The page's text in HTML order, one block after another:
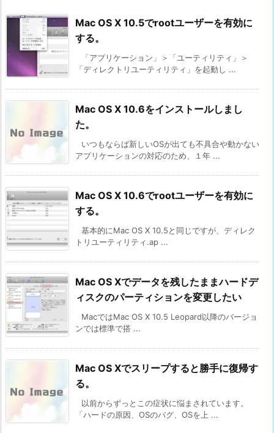
Mac OS X 10.5でrootユーザーを有効に
する。
「アプリケーション」＞「ユーティリティ」＞
「ディレクトリユーティリティ」を起動し ...
Mac OS X 10.6をインストールしまし
た。
いつもならば新しいOSが出ても不具合や動かない
アプリケーションの対応のため、１年 ...
Mac OS X 10.6でrootユーザーを有効に
する。
基本的にMac OS X 10.5と同じですが、ディレク
トリユーティリティ.ap ...
Mac OS Xでデータを残したままハードデ
ィスクのパーティションを変更したい
MacではMac OS X 10.5 Leopard以降のバージョ
ンでは標準で搭 ...
Mac OS Xでスリープすると勝手に復帰す
る。
以前からずっとこの症状に悩まされています。
「ハードの原因、OSのバグ、OSを上 ...